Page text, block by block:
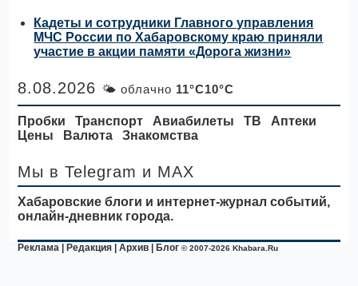
Кадеты и сотрудники Главного управления
МЧС России по Хабаровскому краю приняли
участие в акции памяти «Дорога жизни»
8.08.2026 🌤 облачно 11°C10°C
Пробки Транспорт Авиабилеты ТВ
Аптеки
Цены
Валюта Знакомства
Мы в Telegram и MAX
Хабаровские блоги и интернет-журнал событий,
онлайн-дневник города.
Реклама Редакция |Архив Блог © 2007-2026 Khabara.Ru